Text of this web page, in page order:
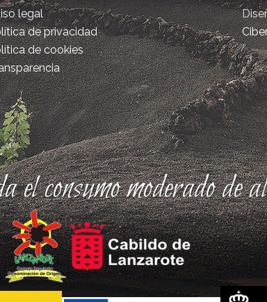
legal
de privacidad
de cookies
el consumo moderado de